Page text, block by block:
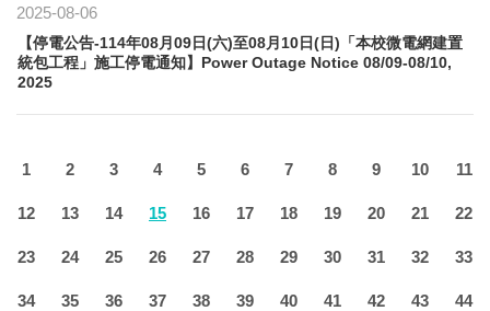
2025-08-06
【停電公告-114年08月09日(六)至08月10日(日)「本校微電網建置
統包工程」施工停電通知】Power Outage Notice 08/09-08/10,
2025
1 2 3 4 5 6 7 8 9 10 11
12 13 14 15 16 17 18 19 20 21 22
23 24 25 26 27 28 29 30 31 32 33
34 35 36 37 38 39 40 41 42 43 44